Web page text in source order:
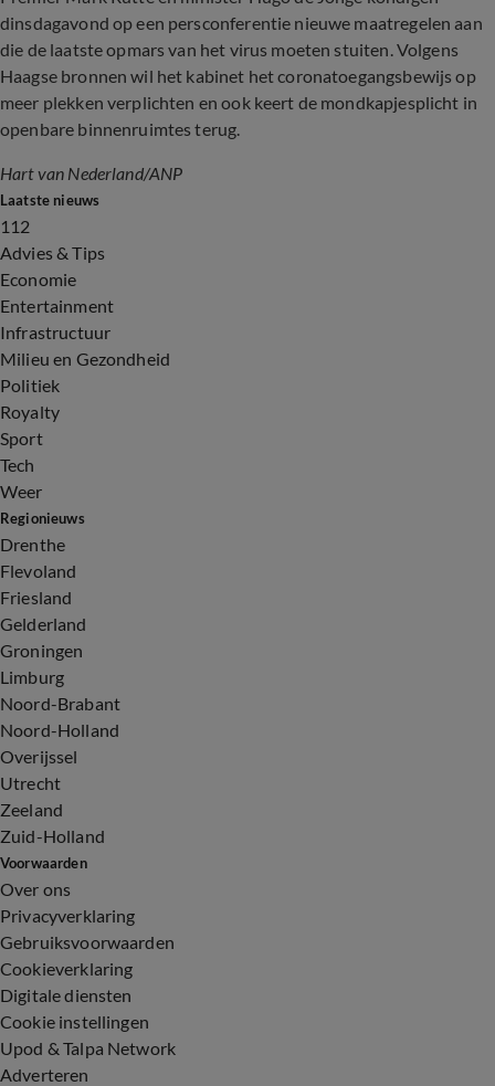
dinsdagavond op een persconferentie nieuwe maatregelen aan
die de laatste opmars van het virus moeten stuiten. Volgens
Haagse bronnen wil het kabinet het coronatoegangsbewijs op
meer plekken verplichten en ook keert de mondkapjesplicht in
openbare binnenruimtes terug.
Hart van Nederland/ANP
Laatste nieuws
112
Advies & Tips
Economie
Entertainment
Infrastructuur
Milieu en Gezondheid
Politiek
Royalty
Sport
Tech
Weer
Regionieuws
Drenthe
Flevoland
Friesland
Gelderland
Groningen
Limburg
Noord-Brabant
Noord-Holland
Overijssel
Utrecht
Zeeland
Zuid-Holland
Voorwaarden
Over ons
Privacyverklaring
Gebruiksvoorwaarden
Cookieverklaring
Digitale diensten
Cookie instellingen
Upod & Talpa Network
Adverteren